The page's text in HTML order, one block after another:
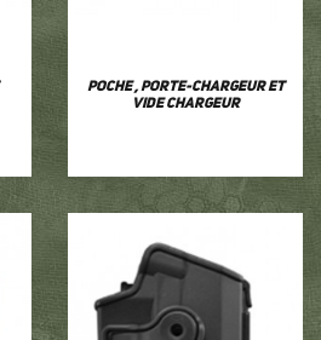
Poche , porte-chargeur et
vide chargeur